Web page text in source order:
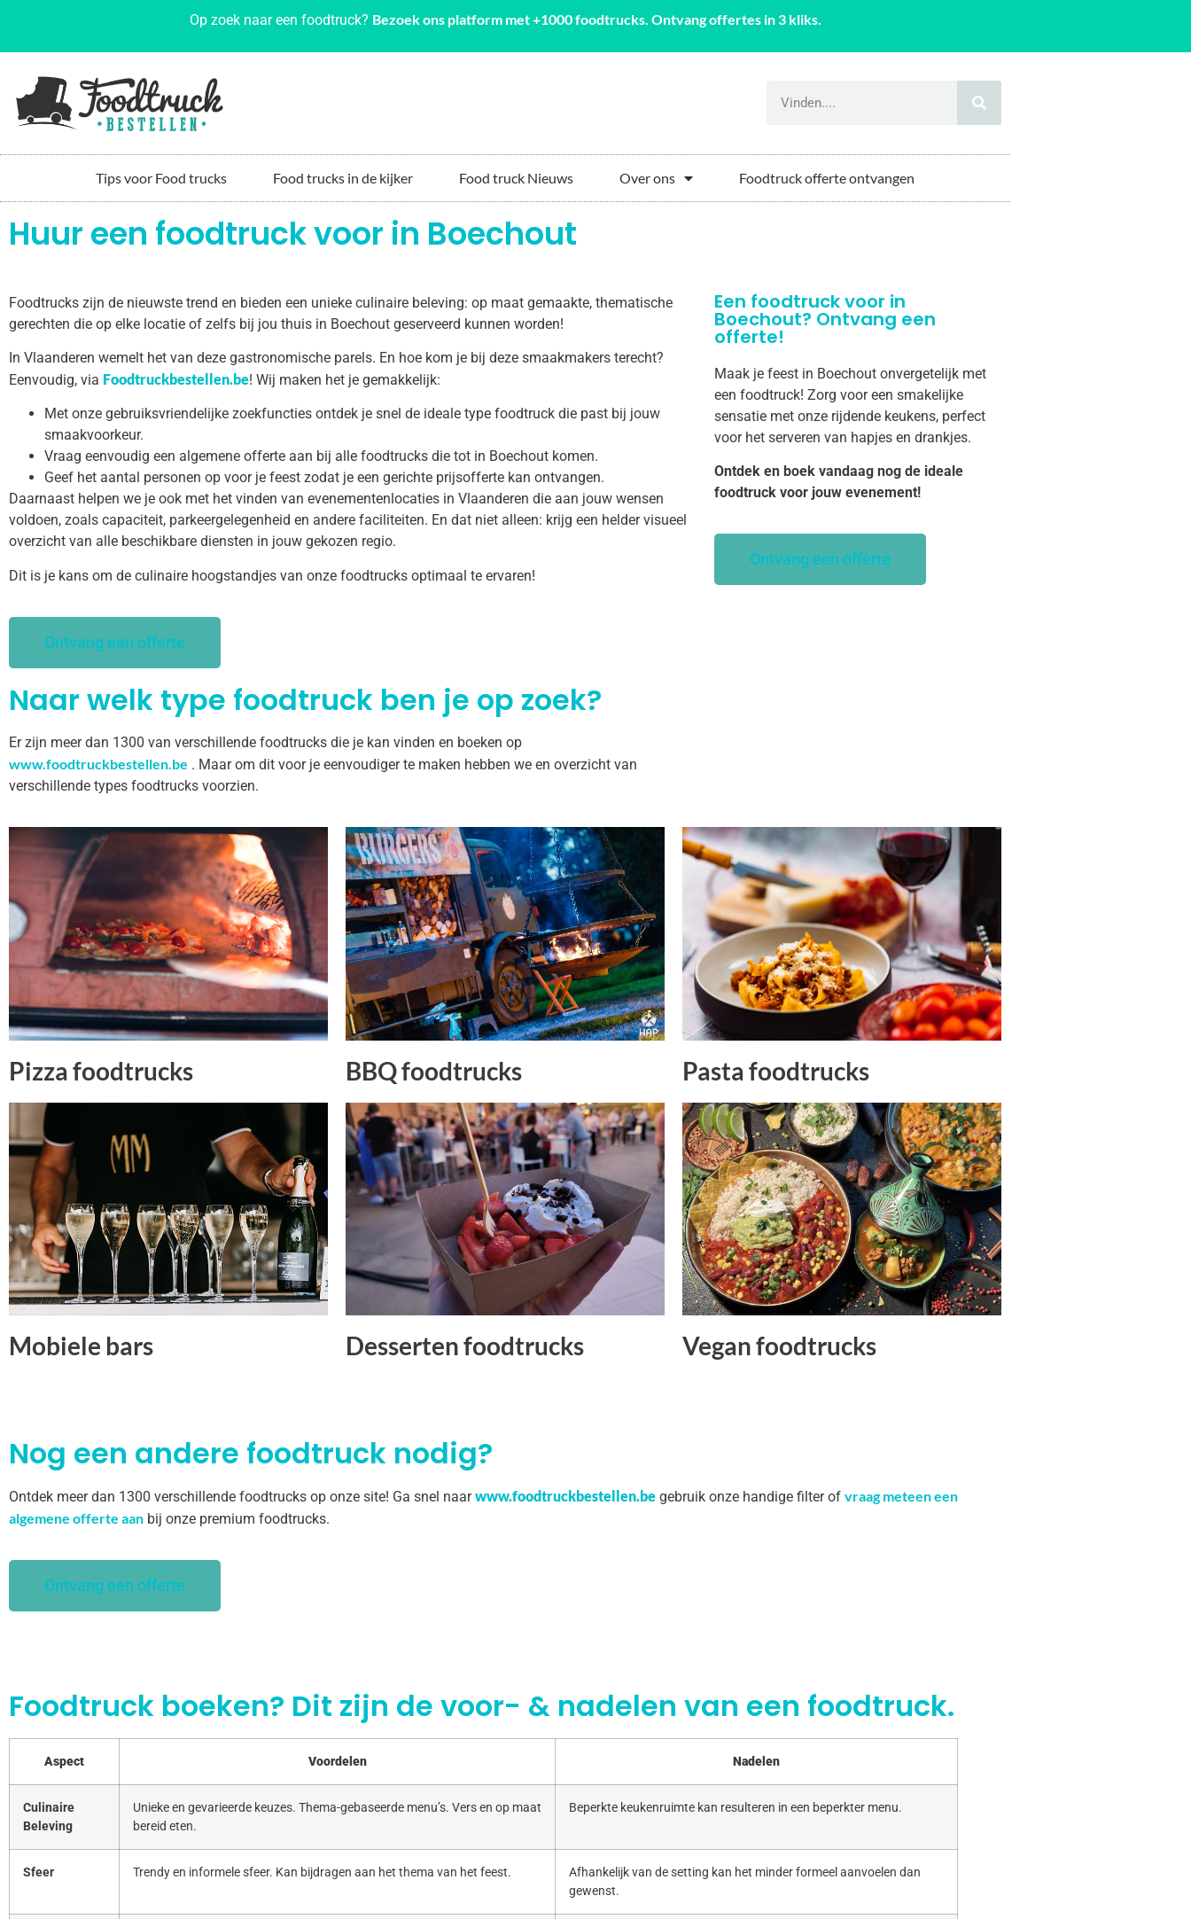
Op zoek naar een foodtruck? Bezoek ons platform met +1000 foodtrucks. Ontvang offertes in 3 kliks.
Tips voor Food trucks Food trucks in de kijker Food truck Nieuws Over ons Foodtruck offerte ontvangen
Huur een foodtruck voor in Boechout
Foodtrucks zijn de nieuwste trend en bieden een unieke culinaire beleving: op maat gemaakte, thematische
gerechten die op elke locatie of zelfs bij jou thuis in Boechout geserveerd kunnen worden!
In Vlaanderen wemelt het van deze gastronomische parels. En hoe kom je bij deze smaakmakers terecht?
Eenvoudig, via Foodtruckbestellen.be! Wij maken het je gemakkelijk:
Met onze gebruiksvriendelijke zoekfuncties ontdek je snel de ideale type foodtruck die past bij jouw
smaakvoorkeur.
Vraag eenvoudig een algemene offerte aan bij alle foodtrucks die tot in Boechout komen.
Geef het aantal personen op voor je feest zodat je een gerichte prijsofferte kan ontvangen.
Daarnaast helpen we je ook met het vinden van evenementenlocaties in Vlaanderen die aan jouw wensen
voldoen, zoals capaciteit, parkeergelegenheid en andere faciliteiten. En dat niet alleen: krijg een helder visueel
overzicht van alle beschikbare diensten in jouw gekozen regio.
Dit is je kans om de culinaire hoogstandjes van onze foodtrucks optimaal te ervaren!
Ontvang een offerte
Naar welk type foodtruck ben je op zoek?
Er zijn meer dan 1300 van verschillende foodtrucks die je kan vinden en boeken op
www.foodtruckbestellen.be . Maar om dit voor je eenvoudiger te maken hebben we en overzicht van
verschillende types foodtrucks voorzien.
Een foodtruck voor in
Boechout? Ontvang een
offerte!
Maak je feest in Boechout onvergetelijk met
een foodtruck! Zorg voor een smakelijke
sensatie met onze rijdende keukens, perfect
voor het serveren van hapjes en drankjes.
Ontdek en boek vandaag nog de ideale
foodtruck voor jouw evenement!
Ontvang een offerte
Pizza foodtrucks BBQ foodtrucks Pasta foodtrucks
Mobiele bars Desserten foodtrucks Vegan foodtrucks
Nog een andere foodtruck nodig?
Ontdek meer dan 1300 verschillende foodtrucks op onze site! Ga snel naarwww.foodtruckbestellen.be gebruik onze handige filter of vraag meteen een
algemene offerte aan bij onze premium foodtrucks.
Ontvang een offerte
Foodtruck boeken? Dit zijn de voor- & nadelen van een foodtruck.
Aspect Voordelen Nadelen
Culinaire
Beleving
Unieke en gevarieerde keuzes. Thema-gebaseerde menu’s. Vers en op maat
bereid eten.
Beperkte keukenruimte kan resulteren in een beperkter menu.
Sfeer Trendy en informele sfeer. Kan bijdragen aan het thema van het feest.
Afhankelijk van de setting kan het minder formeel aanvoelen dan
gewenst.